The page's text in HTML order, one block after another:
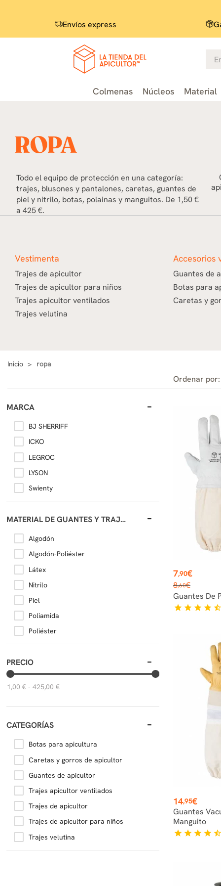
Envíos express
Colmenas Núcleos Material
ROPA
Todo el equipo de protección en una categoría:
trajes, blusones y pantalones, caretas, guantes de
piel y nitrilo, botas, polainas y manguitos. De 1,50 €
a 425 €.
Vestimenta
Trajes de apicultor
Trajes de apicultor para niños
Trajes apicultor ventilados
Trajes velutina
Accesorios
Guantes de
Botas para
Caretas y
Inicio ropa
MARCA
BJ SHERRIFF
ICKO
LEGROC
LYSON
Swienty
MATERIAL DE GUANTES Y TRAJES
Algodón
Algodón-Poliéster
Látex
Nitrilo
Piel
Poliamida
Poliéster
PRECIO
1,00 € - 425,00 €
CATEGORÍAS
Botas para apicultura
Caretas y gorros de apicultor
Guantes de apicultor
Trajes apicultor ventilados
Trajes de apicultor
Trajes de apicultor para niños
Trajes velutina
Ordenar por:
Precio
7,90€
Precio
base
8,60€
Guantes De
star star star star star_half
Precio
14,95€
Guantes
Manguito
star star star star star_half